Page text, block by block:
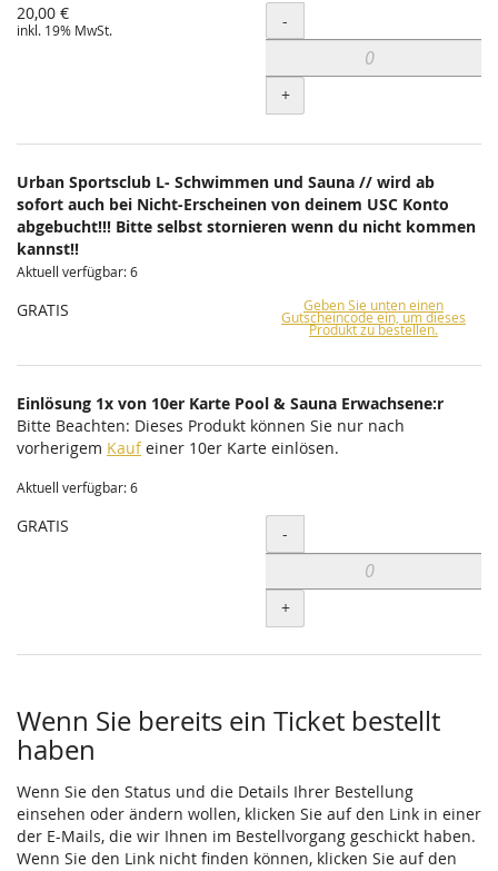
20,00 €
inkl. 19% MwSt. Menge
-
+
Urban Sportsclub L- Schwimmen und Sauna // wird ab
sofort auch bei Nicht-Erscheinen von deinem USC Konto
abgebucht!!! Bitte selbst stornieren wenn du nicht kommen
kannst!!
Aktuell verfügbar: 6
GRATIS Geben Sie unten einen
Gutscheincode ein, um dieses
Produkt zu bestellen.
Einlösung 1x von 10er Karte Pool & Sauna Erwachsene:r
Bitte Beachten: Dieses Produkt können Sie nur nach
vorherigem Kaufeiner 10er Karte einlösen.
Aktuell verfügbar: 6
GRATIS Menge
-
+
Wenn Sie bereits ein Ticket bestellt
haben
Wenn Sie den Status und die Details Ihrer Bestellung
einsehen oder ändern wollen, klicken Sie auf den Link in einer
der E-Mails, die wir Ihnen im Bestellvorgang geschickt haben.
Wenn Sie den Link nicht finden können, klicken Sie auf den